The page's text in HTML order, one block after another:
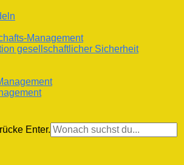
Management
gesellschaftlicher Sicherheit
Enter.